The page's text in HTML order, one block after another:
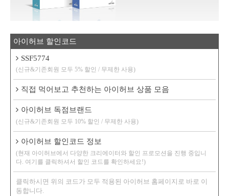
아이허브 할인코드
SSF5774
(신규&기존회원 모두 5% 할인 / 무제한 사용)
직접 먹어보고 추천하는 아이허브 상품 모음
아이허브 독점브랜드
(신규&기존회원 모두 10% 할인 / 무제한 사용)
아이허브 할인코드 정보
(현재 아이허브에서 다양한 크리에이터와 할인 프로모션을 진행 중입니
다. 여기를 클릭하셔서 할인 코드를 확인하세요!)
클릭하시면 위의 코드가 모두 적용된 아이허브 홈페이지로 바로 이
동합니다.